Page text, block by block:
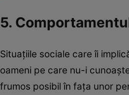
5.
Situaţiile sociale care îi
oameni pe care nu-i
frumos posibil în faţa unor